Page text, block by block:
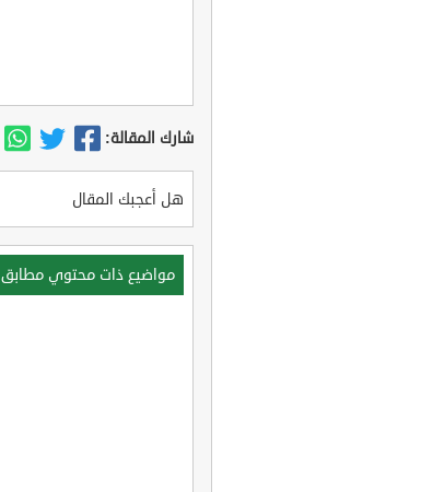
شارك المقالة:
هل أعجبك المقال
مواضيع ذات محتوي مطابق